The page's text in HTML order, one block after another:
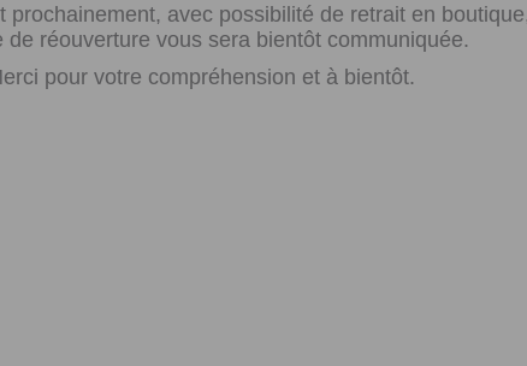
prochainement, avec possibilité de retrait en
de réouverture vous sera bientôt communiquée.
pour votre compréhension et à bientôt.